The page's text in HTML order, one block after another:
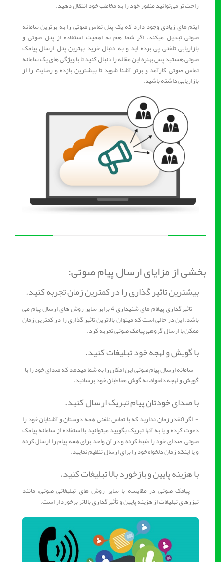
راحت تر می‌توانید منظور خود را به مخاطب خود انتقال دهید.
ایتم های زیادی وجود دارد که یک پنل تماس صوتی را به برترین سامانه
صوتی تبدیل میکند. اگر شما هم به اهمیت استفاده از پنل صوتی و
بازاریابی تلفنی پی برده اید و به دنبال خرید بهترین پنل ارسال پیامک
صوتی هستید پس بهتره این مقاله را دنبال کنید تا با ویژگی های یک سامانه
تماس صوتی کارآمد و برتر آشنا شوید تا بیشترین بازده و رضایت را از
بازاریابی داشته باشید.
بخشی از مزایای ارسال پیام صوتی:
بیشترین تاثیر گذاری را در کمترین زمان تجربه کنید.
- تاثیرگذاری پیغام های شنیداری 4 برابر سایر روش های ارسال پیام می
باشد. این در حالی است که میتوان بالاترین تاثیر گذاری را در کمترین زمان
ممکن با ارسال گروهی پیامک صوتی تجربه کرد.
با گویش و لهجه خود تبلیغات کنید.
- سامانه ارسال پیام صوتی این امکان را به شما میدهد که صدای خود را با
گویش و لهجه دلخواه، به گوش مخاطبان خود برسانید.
با صدای خودتان پیام تبریک ارسال کنید.
- اگر آنقدر زمان ندارید که با تماس تلفنی همه دوستان و آشنایان خود را
دعوت کرده و یا به آنها تبریک بگویید میتوانید با استفاده از سامانه پیامک
صوتی، صدای خود را ضبط کرده و در آن واحد برای همه پیام را ارسال کرده
و یا اینکه زمان دلخواه خود را برای ارسال تنظیم نمایید.
با هزینه پایین و بازخورد بالا تبلیغات کنید.
- پیامک صوتی در مقایسه با سایر روش های تبلیغاتی صوتی، مانند
تیزرهای تبلیغات از هزینه پایین و تأثیرگذاری بالاتر برخوردار است.